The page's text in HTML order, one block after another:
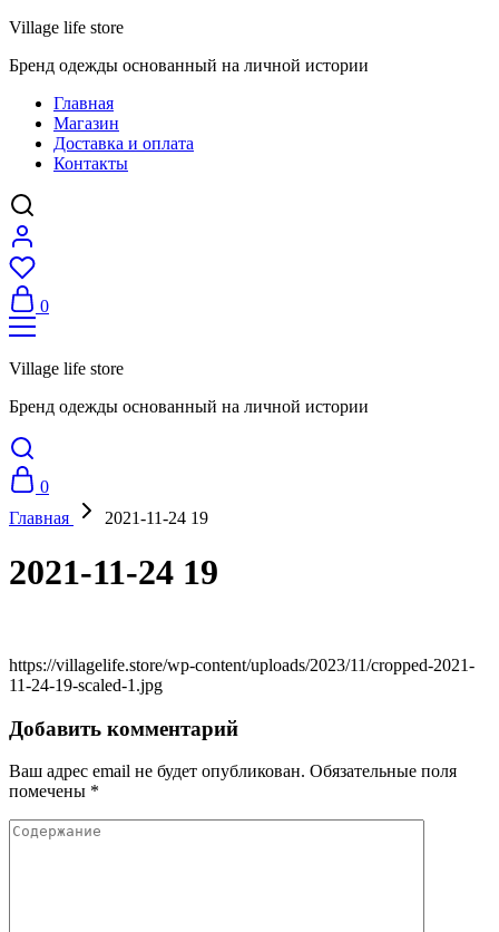
Village life store
Бренд одежды основанный на личной истории
Главная
Магазин
Доставка и оплата
Контакты
0
Village life store
Бренд одежды основанный на личной истории
0
Главная
2021-11-24 19
2021-11-24 19
https://villagelife.store/wp-content/uploads/2023/11/cropped-2021-
11-24-19-scaled-1.jpg
Добавить комментарий
Ваш адрес email не будет опубликован. Обязательные поля
помечены *